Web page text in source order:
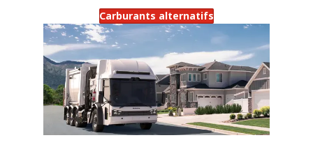
Carburants alternatifs